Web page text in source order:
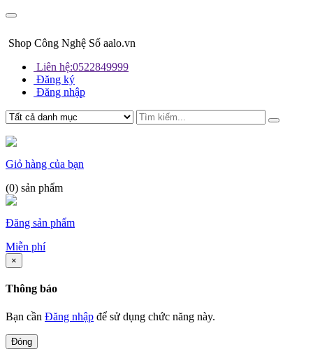
Shop Công Nghệ Số aalo.vn
Liên hệ:0522849999
Đăng ký
Đăng nhập
Giỏ hàng của bạn
(0) sản phẩm
Đăng sản phẩm
Miễn phí
×
Thông báo
Bạn cần Đăng nhập để sử dụng chức năng này.
Đóng